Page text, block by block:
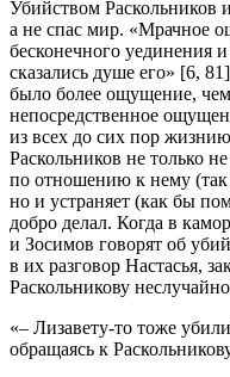
Убийством Раскольников
а не спас мир. «Мрачное
бесконечного уединения
сказались душе его» [6,
было более ощущение,
непосредственное
из всех до сих пор
Раскольников не только
по отношению к нему (так
но и устраняет (как бы
добро делал. Когда в
и Зосимов говорят об
в их разговор Настасья,
Раскольникову
«– Лизавету-то тоже
обращаясь к